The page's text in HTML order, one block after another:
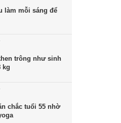
làm mỗi sáng để
trông như sinh
kg
chắc tuổi 55 nhờ